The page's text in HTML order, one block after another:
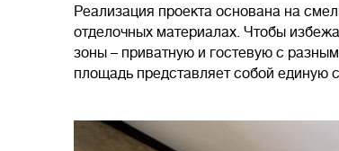
Реализация проекта основана на
отделочных материалах. Чтобы
зоны – приватную и гостевую с
площадь представляет собой единую